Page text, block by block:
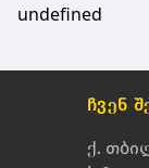
undefined
ჩვენ
ქ.